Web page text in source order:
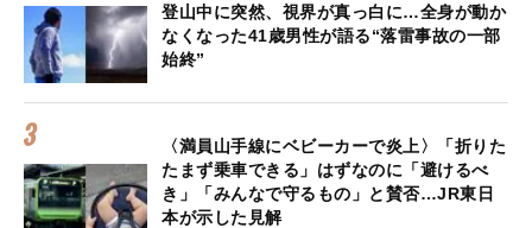
登山中に突然、視界が真っ白に…全身が動か
なくなった41歳男性が語る“落雷事故の一部
始終”
〈満員山手線にベビーカーで炎上〉「折りた
たまず乗車できる」はずなのに「避けるべ
き」「みんなで守るもの」と賛否…JR東日
本が示した見解